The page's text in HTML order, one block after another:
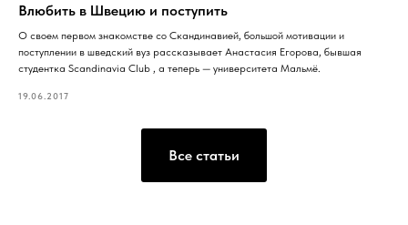
Влюбить в Швецию и поступить
О своем первом знакомстве со Скандинавией, большой мотивации и
поступлении в шведский вуз рассказывает Анастасия Егорова, бывшая
студентка Scandinavia Club , а теперь — университета Мальмё.
19.06.2017
Все статьи